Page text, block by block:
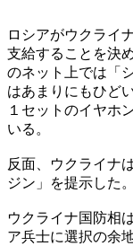
ロシアがウクライ
支給することを決
のネット上では「
はあまりにもひど
１セットのイヤホ
いる。
反面、ウクライナ
ジン」を提示した。
ウクライナ国防相
ア兵士に選択の余